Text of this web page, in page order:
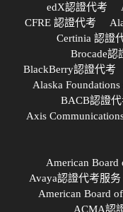
edX認證代考
CFRE 認證代考
Certinia 認證
Brocade認
BlackBerry認證代考
Alaska
BACB認證代
Axis
American Board
Avaya認證代考服务
American Board
ACMA認